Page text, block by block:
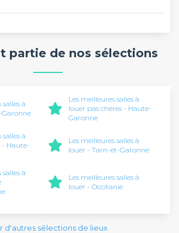
partie de nos sélections
salles à
Les meilleures salles à
louer pas chères - Haute-
Garonne
salles à
- Haute-
Les meilleures salles à
louer - Tarn-et-Garonne
salles à
Les meilleures salles à
louer - Occitanie
d'autres sélections de lieux